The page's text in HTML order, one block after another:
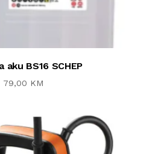
aku BS16 SCHEP
79,00 KM